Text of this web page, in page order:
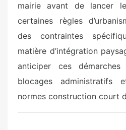
mairie avant de lancer
certaines règles
des contraintes
matière d’intégration
anticiper ces
blocages administratifs
normes construction court